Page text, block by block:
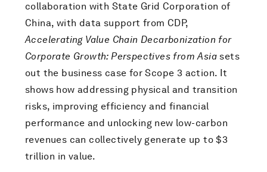
collaboration with State Grid Corporation of
China, with data support from CDP,
Accelerating Value Chain Decarbonization for
Corporate Growth: Perspectives from Asia sets
out the business case for Scope 3 action. It
shows how addressing physical and transition
risks, improving efficiency and financial
performance and unlocking new low-carbon
revenues can collectively generate up to $3
trillion in value.